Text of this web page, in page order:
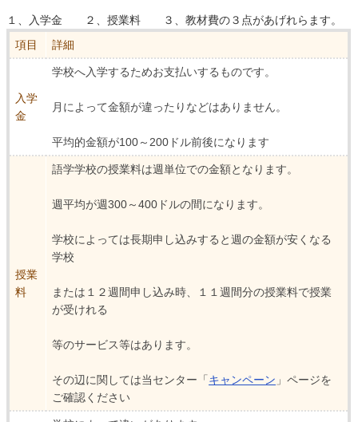
１、入学金 ２、授業料 ３、教材費の３点があげれらます。
項目
詳細
入学
金
学校へ入学するためお支払いするものです。
月によって金額が違ったりなどはありません。
平均的金額が100～200ドル前後になります
授業
料
語学学校の授業料は週単位での金額となります。
週平均が週300～400ドルの間になります。
学校によっては長期申し込みすると週の金額が安くなる
学校
または１２週間申し込み時、１１週間分の授業料で授業
が受けれる
等のサービス等はあります。
その辺に関しては当センター「キャンペーン 」ページを
ご確認ください